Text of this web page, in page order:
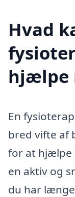
Hvad
hjælpe
En
bred vifte af
for at hjælpe
en aktiv og
du har